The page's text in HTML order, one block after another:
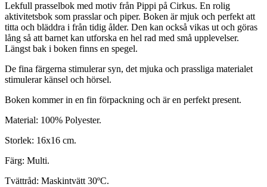
Lekfull prasselbok med motiv från Pippi på Cirkus. En rolig
aktivitetsbok som prasslar och piper. Boken är mjuk och perfekt att
titta och bläddra i från tidig ålder. Den kan också vikas ut och göras
lång så att barnet kan utforska en hel rad med små upplevelser.
Längst bak i boken finns en spegel.
De fina färgerna stimulerar syn, det mjuka och prassliga materialet
stimulerar känsel och hörsel.
Boken kommer in en fin förpackning och är en perfekt present.
Material: 100% Polyester.
Storlek: 16x16 cm.
Färg: Multi.
Tvättråd: Maskintvätt 30ºC.